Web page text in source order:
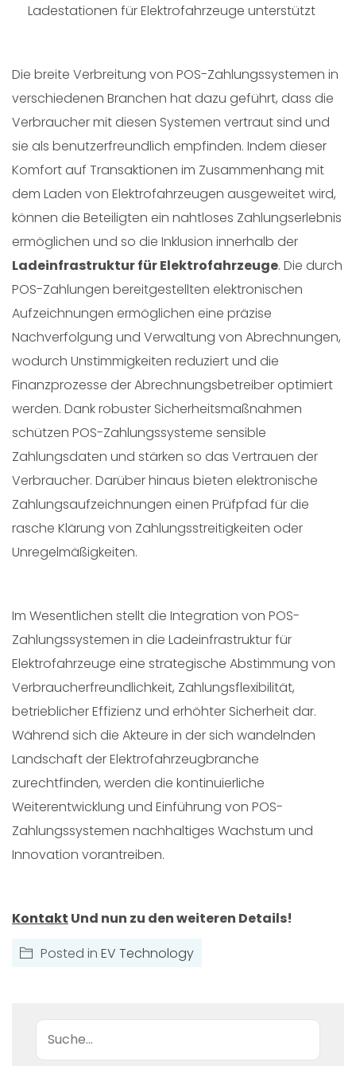
Ladestationen für Elektrofahrzeuge unterstützt
Die breite Verbreitung von POS-Zahlungssystemen in
verschiedenen Branchen hat dazu geführt, dass die
Verbraucher mit diesen Systemen vertraut sind und
sie als benutzerfreundlich empfinden. Indem dieser
Komfort auf Transaktionen im Zusammenhang mit
dem Laden von Elektrofahrzeugen ausgeweitet wird,
können die Beteiligten ein nahtloses Zahlungserlebnis
ermöglichen und so die Inklusion innerhalb der
Ladeinfrastruktur für Elektrofahrzeuge. Die durch
POS-Zahlungen bereitgestellten elektronischen
Aufzeichnungen ermöglichen eine präzise
Nachverfolgung und Verwaltung von Abrechnungen,
wodurch Unstimmigkeiten reduziert und die
Finanzprozesse der Abrechnungsbetreiber optimiert
werden. Dank robuster Sicherheitsmaßnahmen
schützen POS-Zahlungssysteme sensible
Zahlungsdaten und stärken so das Vertrauen der
Verbraucher. Darüber hinaus bieten elektronische
Zahlungsaufzeichnungen einen Prüfpfad für die
rasche Klärung von Zahlungsstreitigkeiten oder
Unregelmäßigkeiten.
Im Wesentlichen stellt die Integration von POS-
Zahlungssystemen in die Ladeinfrastruktur für
Elektrofahrzeuge eine strategische Abstimmung von
Verbraucherfreundlichkeit, Zahlungsflexibilität,
betrieblicher Effizienz und erhöhter Sicherheit dar.
Während sich die Akteure in der sich wandelnden
Landschaft der Elektrofahrzeugbranche
zurechtfinden, werden die kontinuierliche
Weiterentwicklung und Einführung von POS-
Zahlungssystemen nachhaltiges Wachstum und
Innovation vorantreiben.
Kontakt Und nun zu den weiteren Details!
Posted in EV Technology
Suche